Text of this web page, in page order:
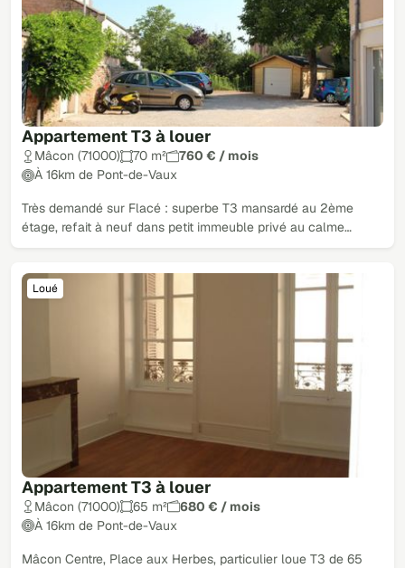
Appartement T3 à louer
Mâcon (71000) 70 m²
760 € / mois
À 16km de Pont-de-Vaux
Très demandé sur Flacé : superbe T3 mansardé au 2ème
étage, refait à neuf dans petit immeuble privé au calme…
Appartement T3 à louer
Loué
Mâcon (71000) 65 m²
680 € / mois
À 16km de Pont-de-Vaux
Mâcon Centre, Place aux Herbes, particulier loue T3 de 65